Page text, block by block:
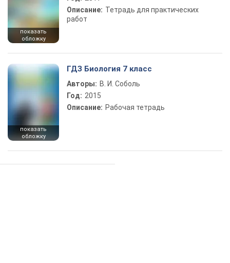
показать
обложку
Описание: Тетрадь для практических
работ
показать
обложку
ГДЗ Биология 7 класс
Авторы: В. И. Соболь
Год: 2015
Описание: Рабочая тетрадь